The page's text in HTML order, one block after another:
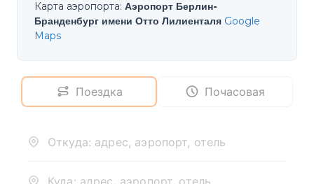
Карта аэропорта: Аэропорт Берлин-
Бранденбург имени Отто Лилиенталя Google
Maps